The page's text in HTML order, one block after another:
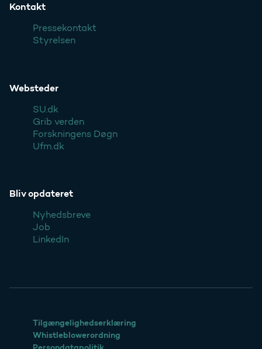
Kontakt
Pressekontakt
Styrelsen
Websteder
SU.dk
Grib verden
Forskningens Døgn
Ufm.dk
Bliv opdateret
Nyhedsbreve
Job
LinkedIn
Tilgængelighedserklæring
Whistleblowerordning